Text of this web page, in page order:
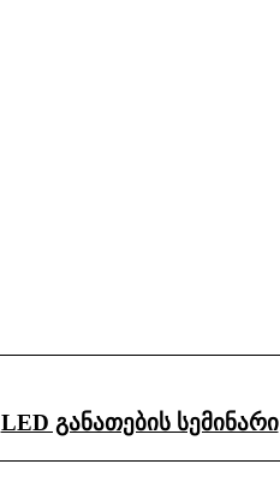
LED განათების სემინარი